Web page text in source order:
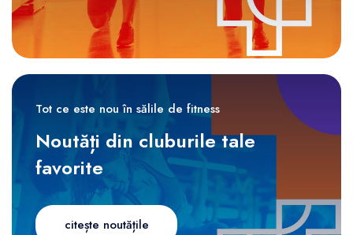
Tot ce este nou în sălile de fitness
Noutăți din cluburile tale
favorite
citește noutățile